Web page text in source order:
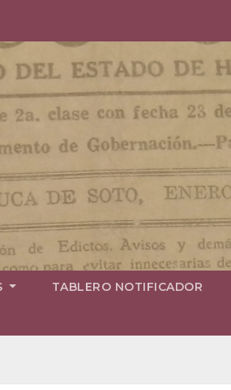
TABLERO NOTIFICADOR